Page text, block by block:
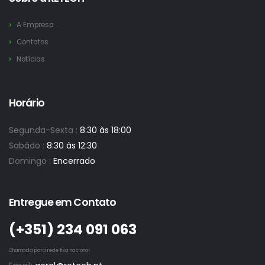
A Empresa
Contatos
Notícias
Horário
Segunda-Sexta : 8:30 às 18:00
Sabádo : 8:30 às 12:30
Domingo : Encerrado
Entregue em Contato
(+351)­ 234 091 063
Chamada para rede fixa nacional